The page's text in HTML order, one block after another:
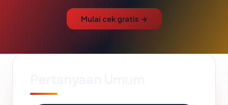
Mulai cek gratis →